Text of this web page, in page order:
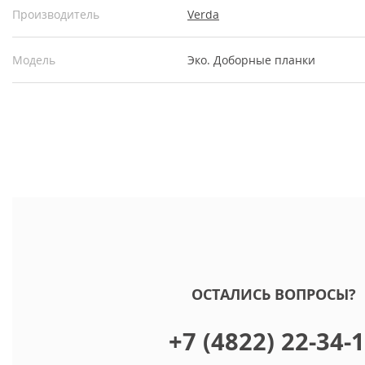
Производитель Verda
Модель Эко. Доборные планки
ОСТАЛИСЬ ВОПРОСЫ?
+7 (4822) 22-34-